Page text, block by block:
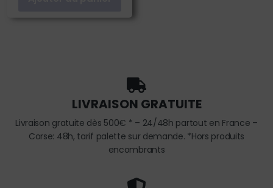
LIVRAISON GRATUITE
Livraison gratuite dès 500€ * – 24/48h partout en France –
Corse: 48h, tarif palette sur demande. *Hors produits
encombrants